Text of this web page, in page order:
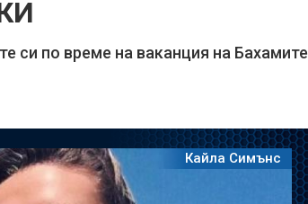
си по време на ваканция на Бахамите
Кайла Симънс